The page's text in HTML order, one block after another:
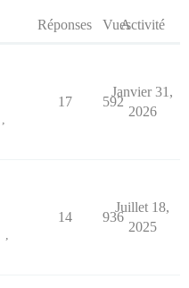
Réponses VuesActivité
17 592
Janvier 31,
2026
14 936
Juillet 18,
2025